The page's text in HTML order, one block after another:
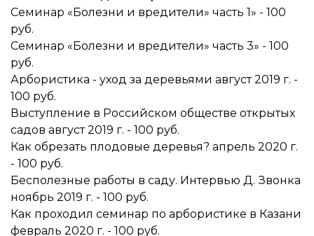
Семинар «Болезни и вредители» часть 1» - 100
руб.
Семинар «Болезни и вредители» часть 3» - 100
руб.
Арбористика - уход за деревьями август 2019 г. -
100 руб.
Выступление в Российском обществе открытых
садов август 2019 г. - 100 руб.
Как обрезать плодовые деревья? апрель 2020 г.
- 100 руб.
Бесполезные работы в саду. Интервью Д. Звонка
ноябрь 2019 г. - 100 руб.
Как проходил семинар по арбористике в Казани
февраль 2020 г. - 100 руб.